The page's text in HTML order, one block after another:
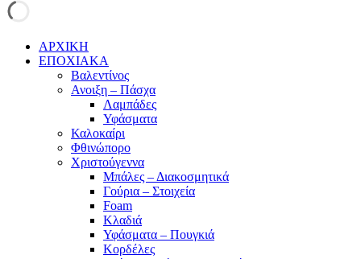
ΑΡΧΙΚΗ
ΕΠΟΧΙΑΚΑ
Βαλεντίνος
Ανοιξη – Πάσχα
Λαμπάδες
Υφάσματα
Καλοκαίρι
Φθινώπορο
Χριστούγεννα
Μπάλες – Διακοσμητικά
Γούρια – Στοιχεία
Foam
Κλαδιά
Υφάσματα – Πουγκιά
Κορδέλες